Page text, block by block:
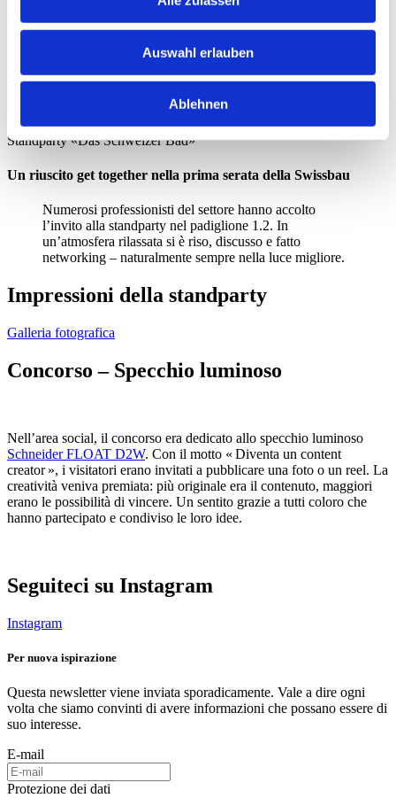
Auswahl erlauben
Ablehnen
Standparty «Das Schweizer Bad»
Un riuscito get together nella prima serata della Swissbau
Numerosi professionisti del settore hanno accolto
l’invito alla standparty nel padiglione 1.2. In
un’atmosfera rilassata si è riso, discusso e fatto
networking – naturalmente sempre nella luce migliore.
Impressioni della standparty
Galleria fotografica
Concorso – Specchio luminoso
Nell’area social, il concorso era dedicato allo specchio luminoso
Schneider FLOAT D2W. Con il motto « Diventa un content
creator », i visitatori erano invitati a pubblicare una foto o un reel. La
creatività veniva premiata: più originale era il contenuto, maggiori
erano le possibilità di vincere. Un sentito grazie a tutti coloro che
hanno partecipato e condiviso le loro idee.
Seguiteci su Instagram
Instagram
Per nuova ispirazione
Questa newsletter viene inviata sporadicamente. Vale a dire ogni
volta che siamo convinti di avere informazioni che possano essere di
suo interesse.
E-mail
Protezione dei dati